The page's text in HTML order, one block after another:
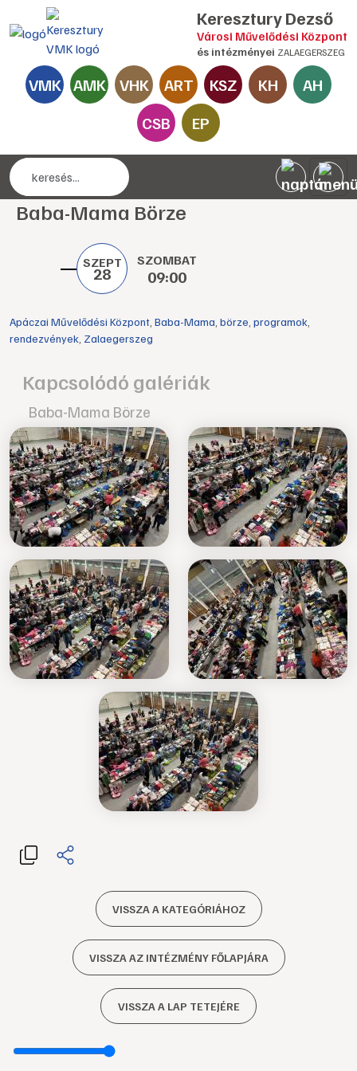
Keresztury Dezső
Városi Művelődési Központ
és intézményei ZALAEGERSZEG
VMK AMK VHK ART KSZ KH
AH
CSB
EP
Baba-Mama Börze
SZEPT
28
SZOMBAT
09:00
Apáczai Művelődési Központ Baba-Mama börze programok
rendezvények Zalaegerszeg
Kapcsolódó galériák
Baba-Mama Börze
VISSZA A KATEGÓRIÁHOZ
VISSZA AZ INTÉZMÉNY FŐLAPJÁRA
VISSZA A LAP TETEJÉRE